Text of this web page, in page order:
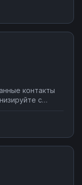
без SQL-
контакты
с
Data Scraper